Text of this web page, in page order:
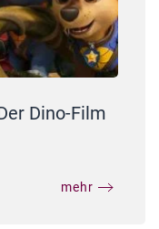
Dino-Film
mehr